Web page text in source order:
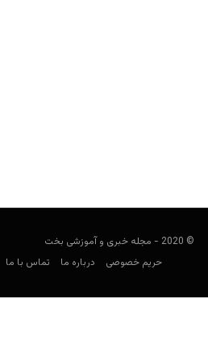
© 2020 - مجله خبری و آموزشی بخت
حریم خصوصی
درباره ما تماس با ما